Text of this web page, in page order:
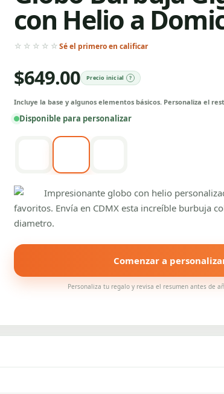
con Helio a
☆☆☆☆☆Sé el primero en calificar
$649.00 Precio inicial
Incluye la base y algunos elementos básicos. Personaliza el
Disponible para personalizar
Impresionante globo con helio
favoritos. Envía en CDMX esta increíble burbuja
diametro.
Comenzar a
Personaliza tu regalo y revisa el resumen antes de